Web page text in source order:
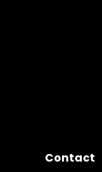
Contact